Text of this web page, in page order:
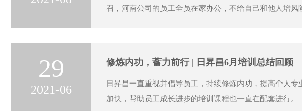
召，河南公司的员工全员在家办公，不给自己和他人增风
29
2021-06
修炼内功，蓄力前行 | 日昇昌6月培训总结回顾
日昇昌一直重视并倡导员工，持续修炼内功，提高个人
加快，帮助员工成长进步的培训课程也一直在配套进行。